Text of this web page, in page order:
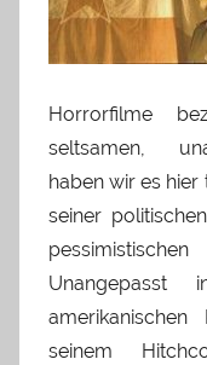
Horrorfilme
seltsamen,
haben wir es
seiner
amerikanischen
seinem